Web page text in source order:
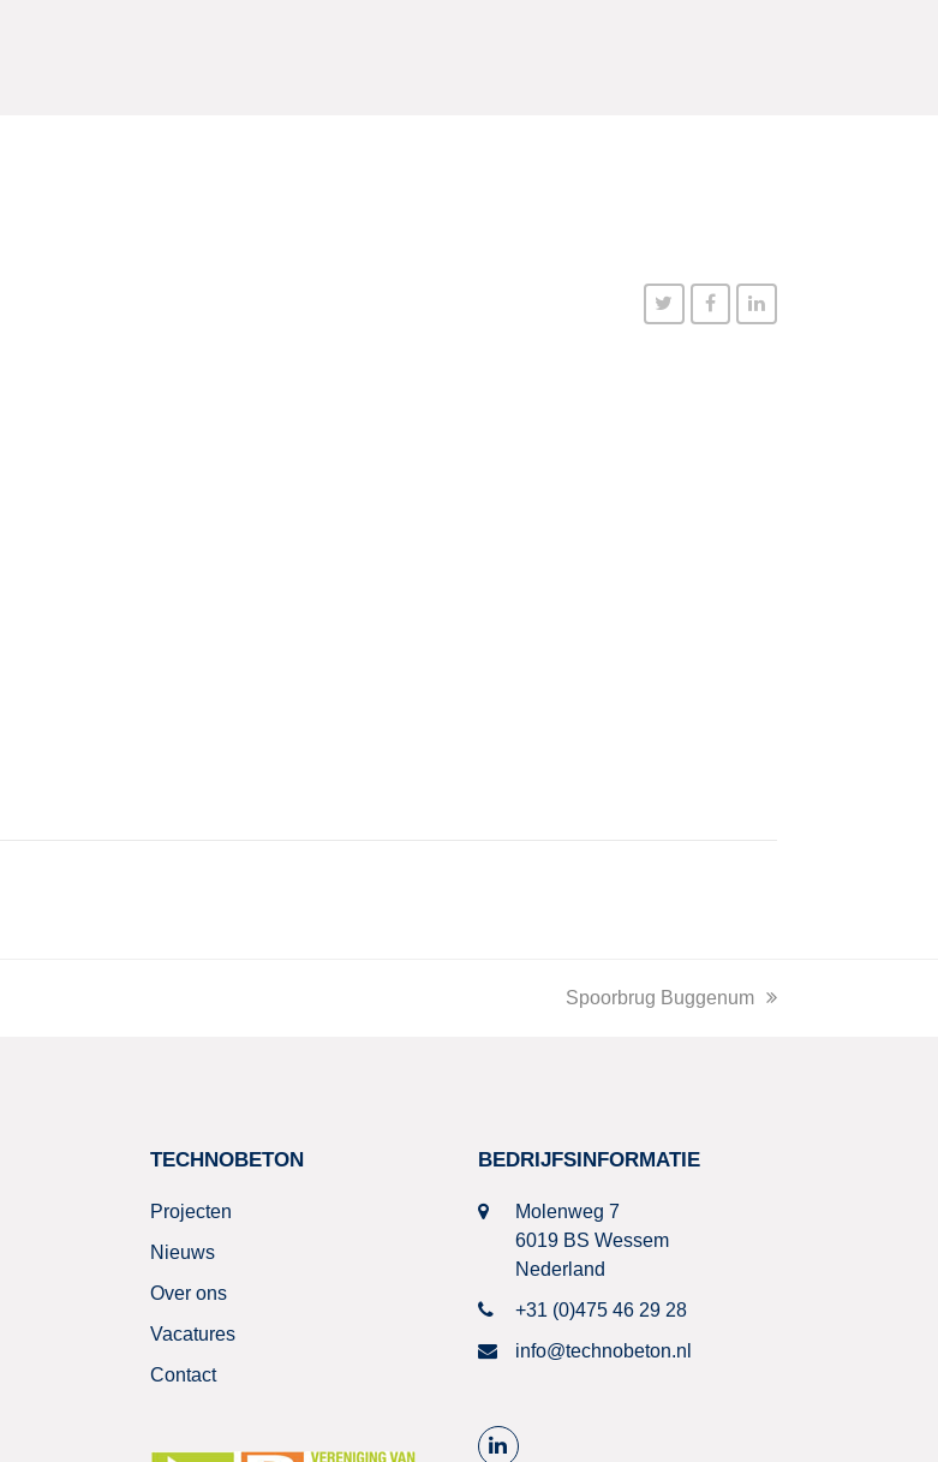
TwitterFacebookLinkedin
next
Spoorbrug Buggenum
TECHNOBETON
Projecten
Nieuws
Over ons
Vacatures
Contact
BEDRIJFSINFORMATIE
Molenweg 7
6019 BS Wessem
Nederland
+31 (0)475 46 29 28
info@technobeton.nl
L